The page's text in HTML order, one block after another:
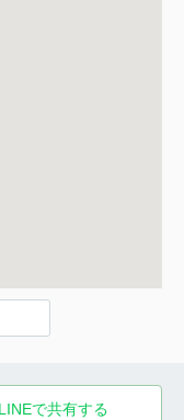
LINEで共有する